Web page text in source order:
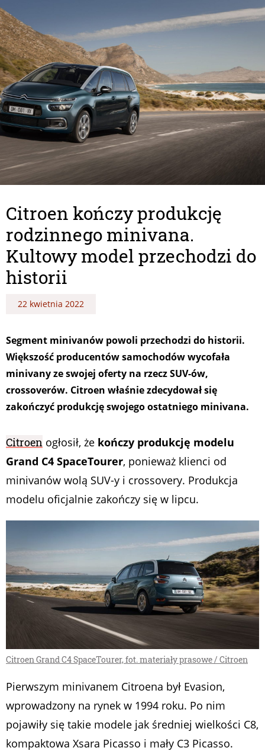
Citroen kończy produkcję
rodzinnego minivana.
Kultowy model przechodzi do
historii
22 kwietnia 2022
Segment minivanów powoli przechodzi do historii.
Większość producentów samochodów wycofała
minivany ze swojej oferty na rzecz SUV-ów,
crossoverów. Citroen właśnie zdecydował się
zakończyć produkcję swojego ostatniego minivana.
Citroen ogłosił, że kończy produkcję modelu
Grand C4 SpaceTourer, ponieważ klienci od
minivanów wolą SUV-y i crossovery. Produkcja
modelu oficjalnie zakończy się w lipcu.
Citroen Grand C4 SpaceTourer, fot. materiały prasowe / Citroen
Pierwszym minivanem Citroena był Evasion,
wprowadzony na rynek w 1994 roku. Po nim
pojawiły się takie modele jak średniej wielkości C8,
kompaktowa Xsara Picasso i mały C3 Picasso.